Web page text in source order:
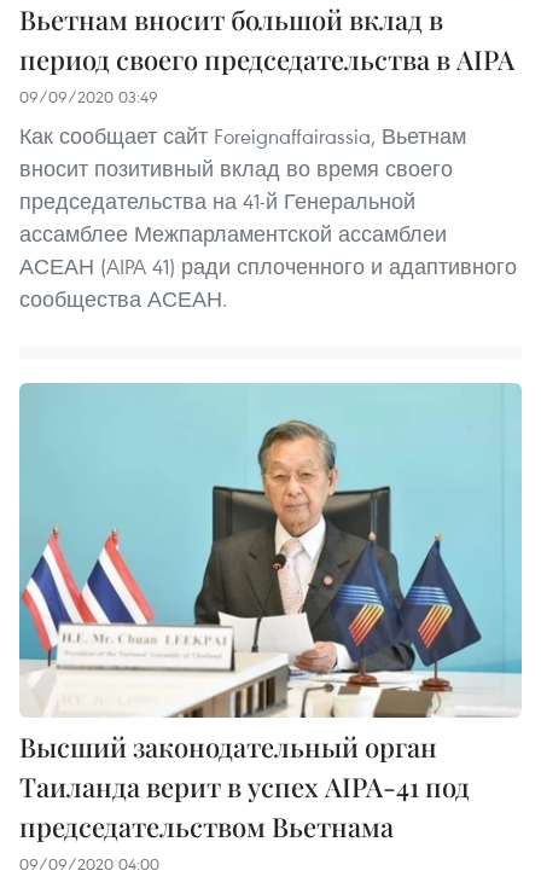
Вьетнам вносит большой вклад в
период своего председательства в AIPA
09/09/2020 03:49
Как сообщает сайт Foreignaffairassia, Вьетнам
вносит позитивный вклад во время своего
председательства на 41-й Генеральной
ассамблее Межпарламентской ассамблеи
АСЕАН (AIPA 41) ради сплоченного и адаптивного
сообщества АСЕАН.
Высший законодательный орган
Таиланда верит в успех AIPA-41 под
председательством Вьетнама
09/09/2020 04:00